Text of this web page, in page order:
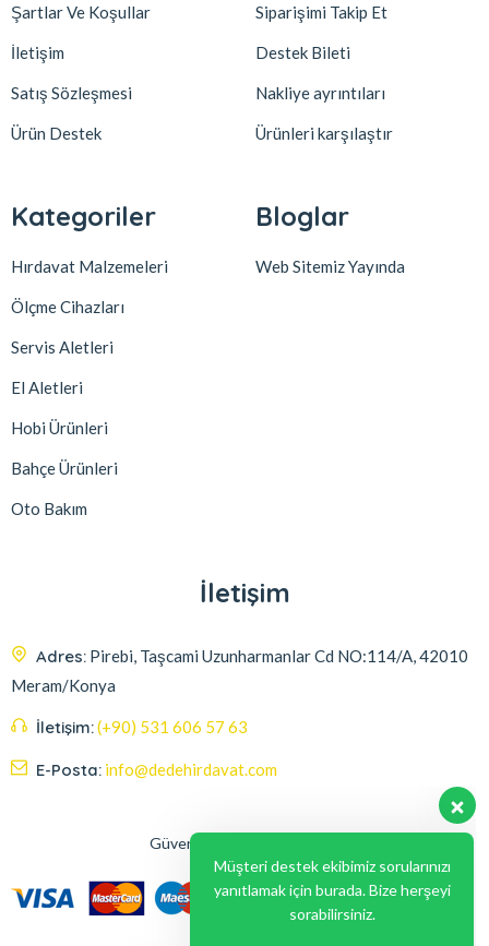
Şartlar Ve Koşullar
İletişim
Satış Sözleşmesi
Ürün Destek
Siparişimi Takip Et
Destek Bileti
Nakliye ayrıntıları
Ürünleri karşılaştır
Kategoriler
Hırdavat Malzemeleri
Ölçme Cihazları
Servis Aletleri
El Aletleri
Hobi Ürünleri
Bahçe Ürünleri
Oto Bakım
Bloglar
Web Sitemiz Yayında
İletişim
Adres: Pirebi, Taşcami Uzunharmanlar Cd NO:114/A, 42010
Meram/Konya
İletişim:(+90) 531 606 57 63
E-Posta: info@dedehirdavat.com
Güvenli Ödeme Seçenekleri
Müşteri destek ekibimiz sorularınızı
yanıtlamak için burada. Bize herşeyi
sorabilirsiniz.